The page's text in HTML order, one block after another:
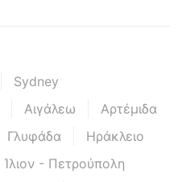
Sydney
Αιγάλεω
Αρτέμιδα
Γλυφάδα
Ηράκλειο
Ίλιον - Πετρούπολη